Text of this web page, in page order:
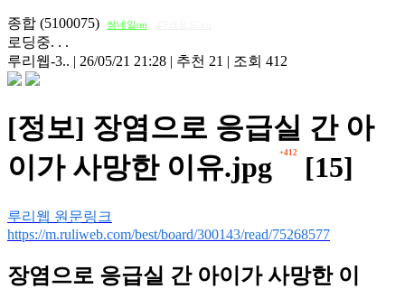
종합 (5100075) 썸네일on
로딩중. . .
루리웹-3.. | 26/05/21 21:28 | 추천 21 | 조회 412
[정보] 장염으로 응급실 간 아
이가 사망한 이유.jpg
+412 [15]
루리웹 원문링크
https://m.ruliweb.com/best/board/300143/read/75268577
장염으로 응급실 간 아이가 사망한 이